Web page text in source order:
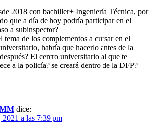
2018 con bachiller+ Ingeniería Técnica, por
que a día de hoy podría participar en el
a subinspector?
tema de los complementos a cursar en el
habría que hacerlo antes de la
El centro universitario al que te
a la policía? se creará dentro de la DFP?
dice:
2021 a las 7:39 pm